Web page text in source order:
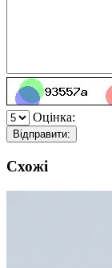
Оцінка:
Відправити:
Схожі